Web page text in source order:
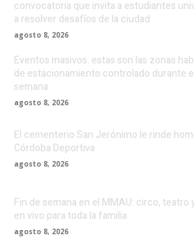
convocatoria que invita a estudiantes
a resolver desafíos de la ciudad
agosto 8, 2026
Eventos masivos: estas son las zonas
de estacionamiento controlado durante
semana
agosto 8, 2026
El cementerio San Jerónimo le rinde
Córdoba Deportiva
agosto 8, 2026
Fin de semana en el MMAU: circo, teatro
en vivo para toda la familia
agosto 8, 2026